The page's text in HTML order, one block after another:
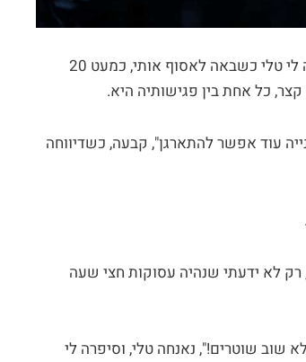
"אני אוהבת להתעורר בבוקר ולא לדעת איפה אהיה בערב", אמרה לי טלי כשבאה לאסוף אותי, כמעט 20
כל אחת בין פגישותיה היא.
עוד אפשר להתארגן", קבעה, כשדיווחה
רק לא ידעתי שנהיה עסוקות חצי שעה
שוב שוטרים!", נאנחה טלי, וסיפרה לי